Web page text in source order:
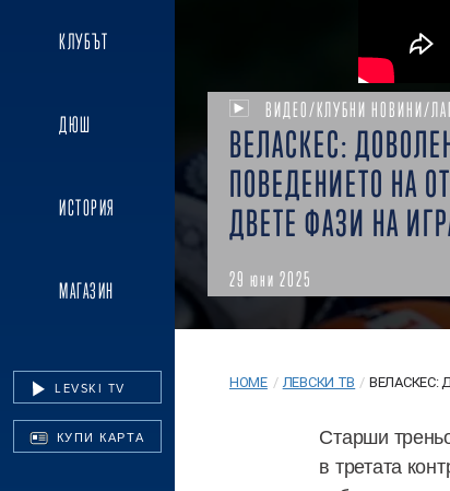
КЛУБЪТ
ДЮШ
ИСТОРИЯ
МАГАЗИН
LEVSKI TV
КУПИ КАРТА
ВИДЕО/КЛУБНИ НОВИНИ/
ВЕЛАСКЕС:
ПОВЕДЕНИЕТО НА
ДВЕТЕ ФАЗИ НА
29 юни 2025
HOME / ЛЕВСКИ ТВ / ВЕЛАСКЕС:
Старши
в третата